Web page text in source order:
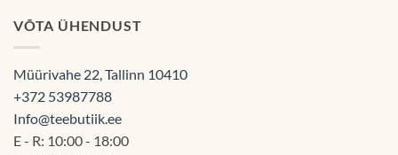
VÕTA ÜHENDUST
Müürivahe 22, Tallinn 10410
+372 53987788
Info@teebutiik.ee
E - R: 10:00 - 18:00